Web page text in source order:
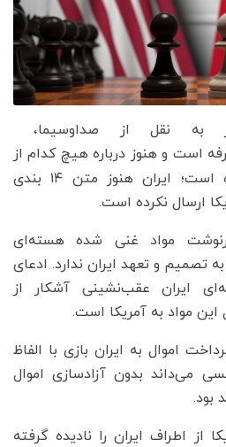
به نقل از صداوسیما،
است و هنوز درباره هیچ کدام از
بندهای آن توافقی نشده است؛ ایران هنوز متن ۱۴ بندی
ارسال نکرده است.
مواد غنی شده هسته‌ای
تصمیم و تعهد ایران ندارد. ادعای
ایران عقب‌نشینی آشکار از
این مواد به آمریکا است.
اموال به ایران بازی با الفاظ
می‌داند بدون آزادسازی اموال
بود.
از اطراف ایران را نادیده گرفته